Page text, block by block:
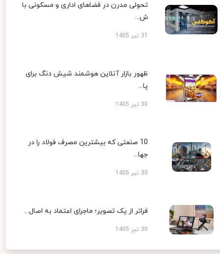
تحولی مدرن در فضاهای اداری و مسکونی با
ش...
ظهور بازار آنلاین هوشمند شیش دنگ برای
پا...
30 تیر 1405
10 صنعتی که بیشترین مصرف فولاد را در
جها...
30 تیر 1405
فراتر از یک تصویر؛ ماجرای اعتماد به اصال...
30 تیر 1405